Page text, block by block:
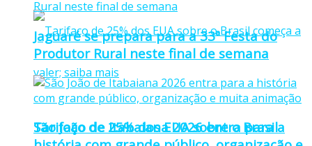
Tarifaço de 25% dos EUA sobre o Brasil
Jaguaré se prepara para a 33ª Festa do
Produtor Rural neste final de semana
São João de Itabaiana 2026 entra para a